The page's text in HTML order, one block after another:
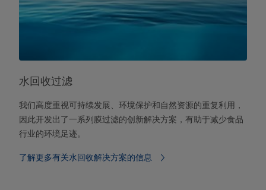
水回收过滤
我们高度重视可持续发展、环境保护和自然资源的重复利用，
因此开发出了一系列膜过滤的创新解决方案，有助于减少食品
行业的环境足迹。
了解更多有关水回收解决方案的信息